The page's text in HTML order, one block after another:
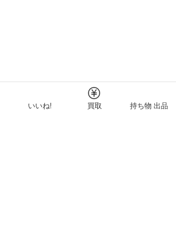
いいね! 買取 持ち物 出品